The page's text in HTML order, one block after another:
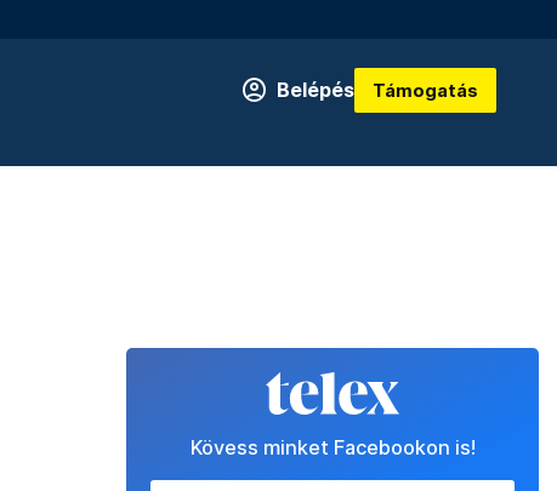
Belépés Támogatás
Kövess minket Facebookon is!